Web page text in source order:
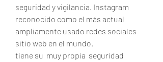
seguridad y vigilancia. Instagram
reconocido como el más actual
ampliamente usado redes sociales
sitio web en el mundo.
tiene su  muy propia  seguridad